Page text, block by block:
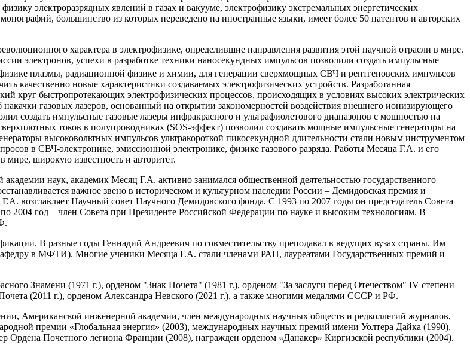
электроразрядных явлений в газах и вакууме, электрофизику экстремальных энергетических
большинство из которых переведено на иностранные языки, имеет более 50 патентов и авторских
характера в электрофизике, определившие направления развития этой научной отрасли в мире.
электронов, успехи в разработке техники наносекундных импульсов позволили создать импульсные
плазмы, радиационной физике и химии, для генерации сверхмощных СВЧ и рентгеновских импульсов
качественно новые характеристики создаваемых электрофизических устройств. Разработанная
круг быстропротекающих электрофизических процессов, происходящих в условиях высоких электрических
газовых лазеров, основанный на открытии закономерностей воздействия внешнего ионизирующего
создать импульсные газовые лазеры инфракрасного и ультрафиолетового диапазонов с мощностью на
токов в полупроводниках (SOS-эффект) позволил создавать мощные импульсные генераторы на
высоковольтных импульсов ультракороткой пикосекундной длительности стали новым инструментом
в СВЧ-электронике, эмиссионной электронике, физике газового разряда. Работы Месяца Г.А. и его
широкую известность и авторитет.
наук, академик Месяц Г.А. активно занимался общественной деятельностью государственного
важное звено в историческом и культурном наследии России – Демидовская премия и
возглавляет Научный совет Научного Демидовского фонда. С 1993 по 2007 годы он председатель Совета
2004 год – член Совета при Президенте Российской Федерации по науке и высоким технологиям. В
В разные годы Геннадий Андреевич по совместительству преподавал в ведущих вузах страны. Им
в МФТИ). Многие ученики Месяца Г.А. стали членами РАН, лауреатами Государственных премий и
Знамени (1971 г.), орденом "Знак Почета" (1981 г.), орденом "За заслуги перед Отечеством" IV степени
(2011 г.), орденом Александра Невского (2021 г.), а также многими медалями СССР и РФ.
инженерной академии, член международных научных обществ и редколлегий журналов,
премии «Глобальная энергия» (2003), международных научных премий имени Уолтера Дайка (1990),
Почетного легиона Франции (2008), награжден орденом «Данакер» Киргизской республики (2004).